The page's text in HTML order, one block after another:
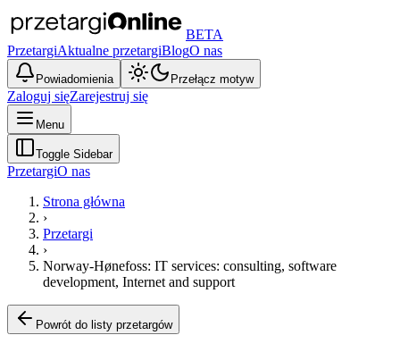
BETA
PrzetargiAktualne przetargiBlogO nas
Powiadomienia Przełącz motyw
Zaloguj sięZarejestruj się
Menu
Toggle Sidebar
PrzetargiO nas
Strona główna
›
Przetargi
›
Norway-Hønefoss: IT services: consulting, software
development, Internet and support
Powrót do listy przetargów